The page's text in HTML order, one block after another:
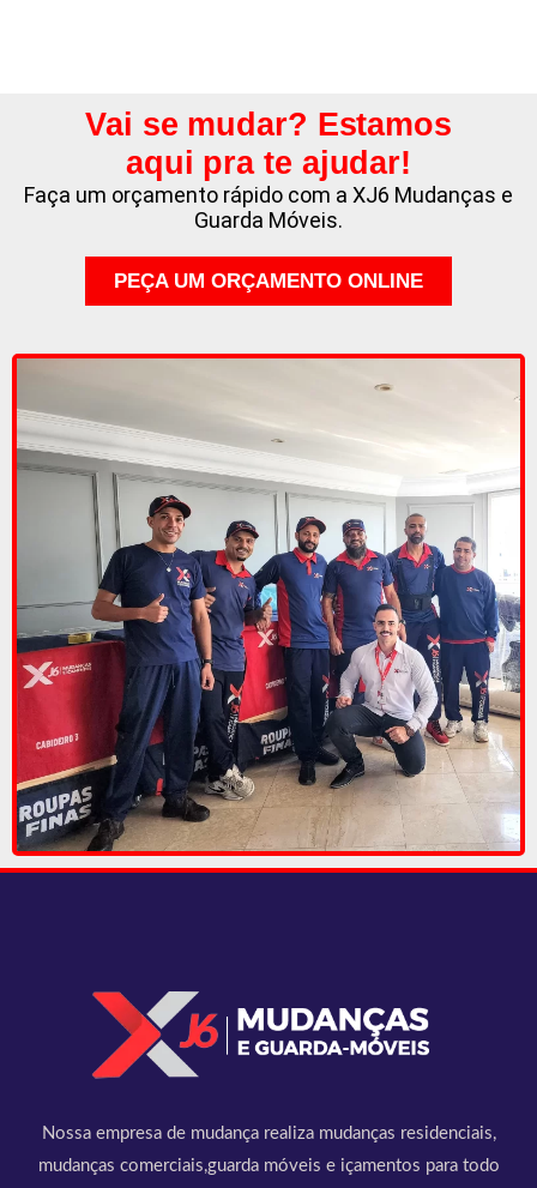
Vai se mudar? Estamos
aqui pra te ajudar!
Faça um orçamento rápido com a XJ6 Mudanças e
Guarda Móveis.
PEÇA UM ORÇAMENTO ONLINE
Nossa empresa de mudança realiza mudanças residenciais,
mudanças comerciais,guarda móveis e içamentos para todo